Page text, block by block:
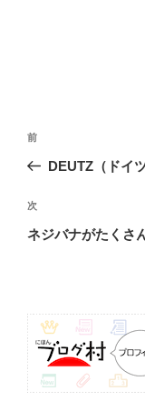
投
ナ
ビ
ゲ
ン
前
の
稿
前
DEUTZ（ドイ
次
の
次
ネジバナがたくさ